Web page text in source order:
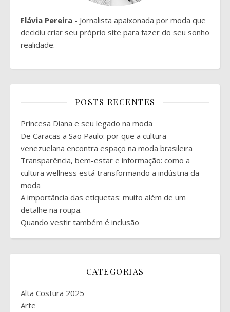
Flávia Pereira - Jornalista apaixonada por moda que
decidiu criar seu próprio site para fazer do seu sonho
realidade.
POSTS RECENTES
Princesa Diana e seu legado na moda
De Caracas a São Paulo: por que a cultura
venezuelana encontra espaço na moda brasileira
Transparência, bem-estar e informação: como a
cultura wellness está transformando a indústria da
moda
A importância das etiquetas: muito além de um
detalhe na roupa.
Quando vestir também é inclusão
CATEGORIAS
Alta Costura 2025
Arte